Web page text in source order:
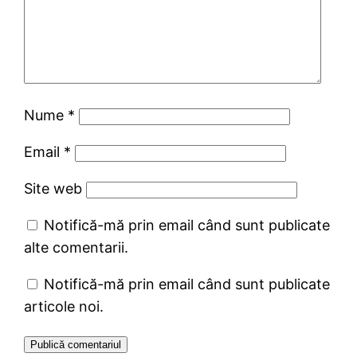
Nume *
Email *
Site web
Notifică-mă prin email când sunt publicate
alte comentarii.
Notifică-mă prin email când sunt publicate
articole noi.